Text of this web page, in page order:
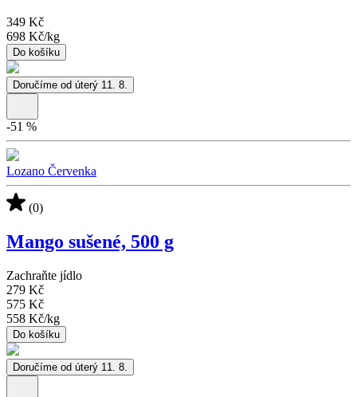
349 Kč
698 Kč/kg
Do košíku
Doručíme od úterý 11. 8.
-51 %
Lozano Červenka
(0)
Mango sušené, 500 g
Zachraňte jídlo
279 Kč
575 Kč
558 Kč/kg
Do košíku
Doručíme od úterý 11. 8.